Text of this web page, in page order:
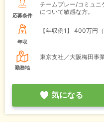
応募条件
チームプレー/コミュニ
について敏感な方。
年収
【年収例1】 400万円
勤務地
東京支社／大阪梅田事
気になる